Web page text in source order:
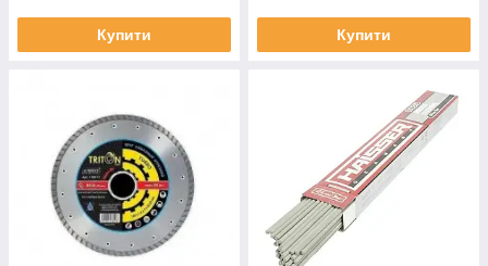
Купити Купити